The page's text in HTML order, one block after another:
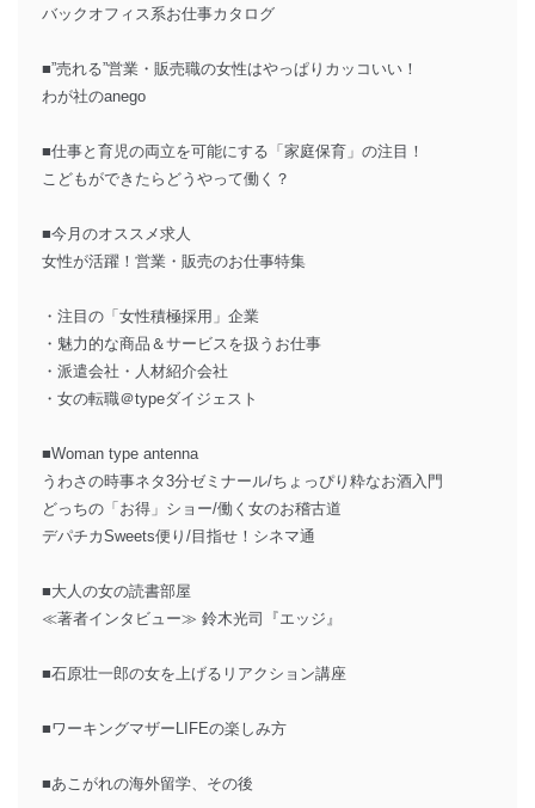
バックオフィス系お仕事カタログ
■”売れる”営業・販売職の女性はやっぱりカッコいい！
わが社のanego
■仕事と育児の両立を可能にする「家庭保育」の注目！
こどもができたらどうやって働く？
■今月のオススメ求人
女性が活躍！営業・販売のお仕事特集
・注目の「女性積極採用」企業
・魅力的な商品＆サービスを扱うお仕事
・派遣会社・人材紹介会社
・女の転職＠typeダイジェスト
■Woman type antenna
うわさの時事ネタ3分ゼミナール/ちょっぴり粋なお酒入門
どっちの「お得」ショー/働く女のお稽古道
デパチカSweets便り/目指せ！シネマ通
■大人の女の読書部屋
≪著者インタビュー≫ 鈴木光司『エッジ』
■石原壮一郎の女を上げるリアクション講座
■ワーキングマザーLIFEの楽しみ方
■あこがれの海外留学、その後